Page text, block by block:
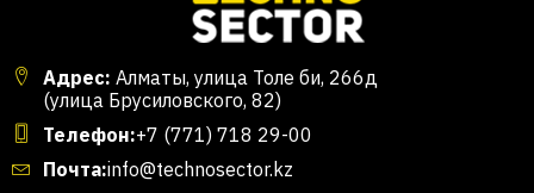
Адрес: Алматы, улица Толе би, 266д
(улица Брусиловского, 82)
Телефон:+7 (771) 718 29-00
Почта:info@technosector.kz